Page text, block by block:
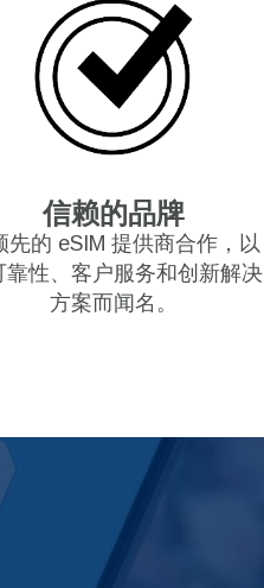
信赖的品牌
先的 eSIM 提供商合作，以
靠性、客户服务和创新解决
方案而闻名。